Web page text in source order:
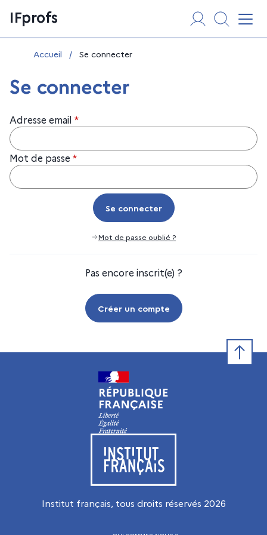
au
contenu
IFprofs
Vous êtes ici :
Accueil / Se connecter
Se connecter
Adresse email *
Mot de passe *
Se connecter
Se connecter
Mot de passe oublié ?
Pas encore inscrit(e) ?
Créer un compte
Visiter le site de l’Institut français
Institut français, tous droits réservés 2026